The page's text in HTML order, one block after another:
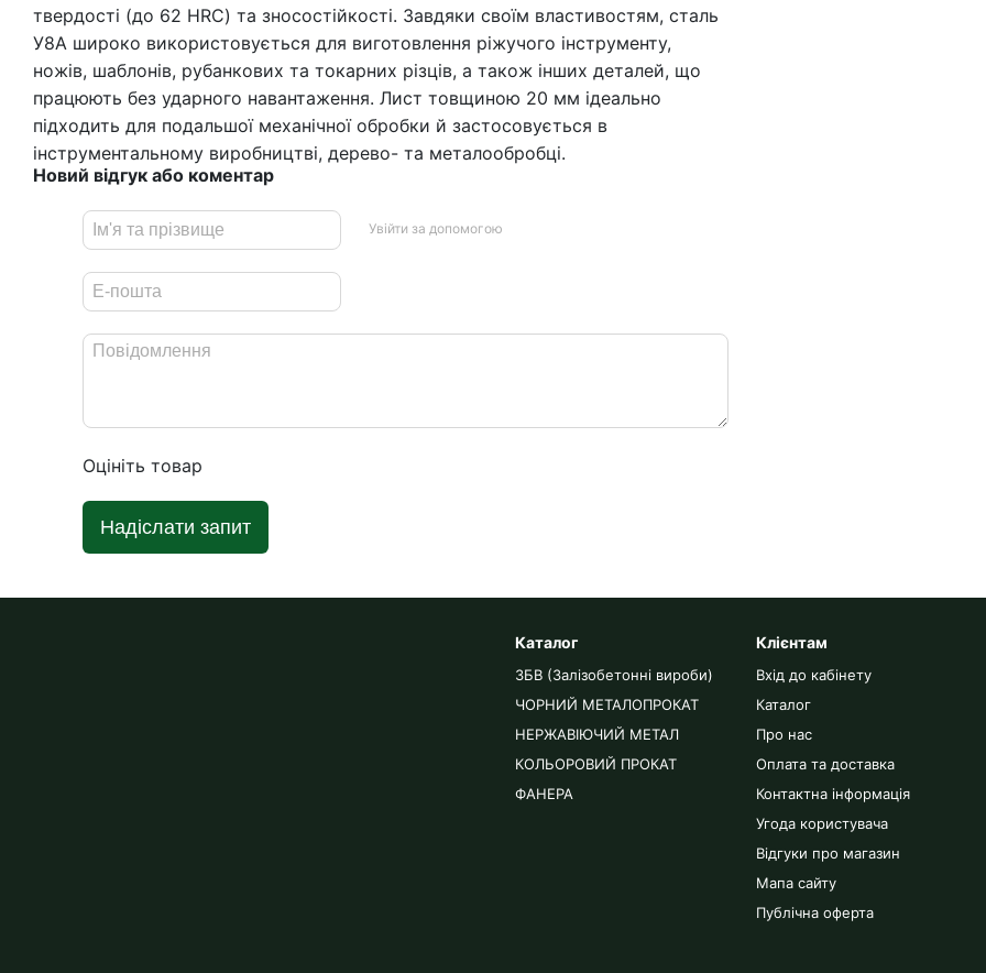
твердості (до 62 HRC) та зносостійкості. Завдяки своїм властивостям, сталь
У8А широко використовується для виготовлення ріжучого інструменту,
ножів, шаблонів, рубанкових та токарних різців, а також інших деталей, що
працюють без ударного навантаження. Лист товщиною 20 мм ідеально
підходить для подальшої механічної обробки й застосовується в
інструментальному виробництві, дерево- та металообробці.
Новий відгук або коментар
Увійти за допомогою
Оцініть товар
Надіслати запит
Каталог
ЗБВ (Залізобетонні вироби)
ЧОРНИЙ МЕТАЛОПРОКАТ
НЕРЖАВІЮЧИЙ МЕТАЛ
КОЛЬОРОВИЙ ПРОКАТ
ФАНЕРА
Клієнтам
Вхід до кабінету
Каталог
Про нас
Оплата та доставка
Контактна інформація
Угода користувача
Відгуки про магазин
Мапа сайту
Публічна оферта